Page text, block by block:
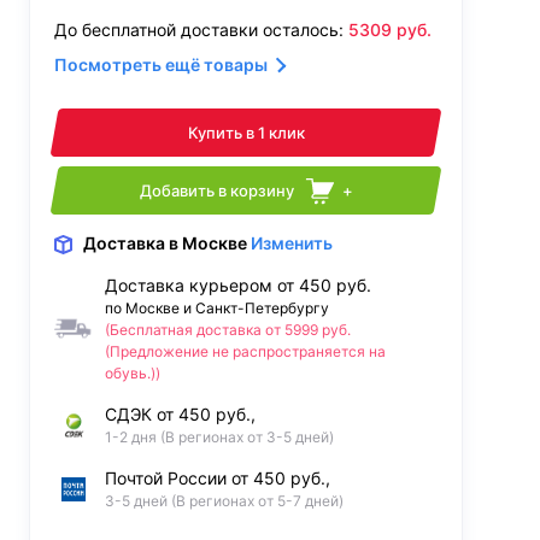
До бесплатной доставки осталось: 5309 руб.
Посмотреть ещё товары
Купить в 1 клик
Добавить в корзину +
Доставка в Москве Изменить
Доставка курьером от 450 руб.
по Москве и Санкт-Петербургу
(Бесплатная доставка от 5999 руб.
(Предложение не распространяется на
обувь.))
СДЭК от 450 руб.,
1-2 дня (В регионах от 3-5 дней)
Почтой России от 450 руб.,
3-5 дней (В регионах от 5-7 дней)